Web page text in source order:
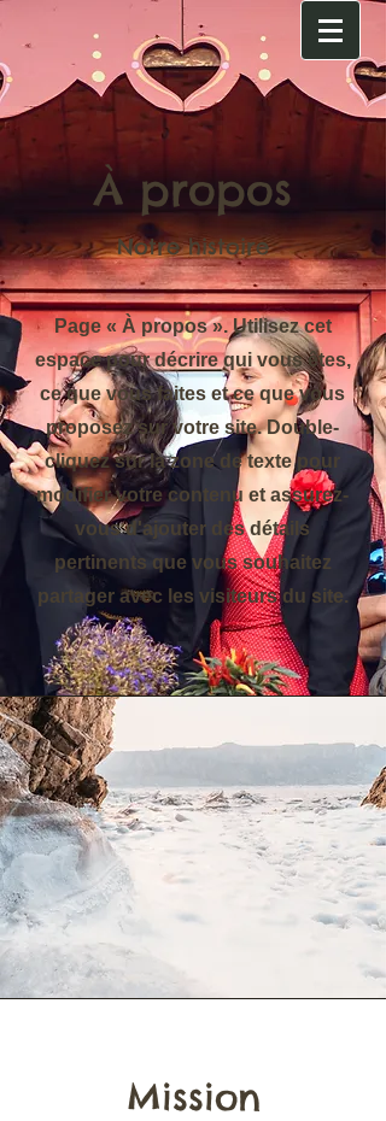
À propos
Notre histoire
Page « À propos ». Utilisez cet
espace pour décrire qui vous êtes,
ce que vous faites et ce que vous
proposez sur votre site. Double-
cliquez sur la zone de texte pour
modifier votre contenu et assurez-
vous d'ajouter des détails
pertinents que vous souhaitez
partager avec les visiteurs du site.
Mission